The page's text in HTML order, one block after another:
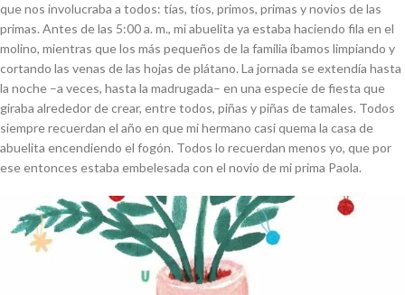
que nos involucraba a todos: tías, tíos, primos, primas y novios de las
primas. Antes de las 5:00 a. m., mi abuelita ya estaba haciendo fila en el
molino, mientras que los más pequeños de la familia íbamos limpiando y
cortando las venas de las hojas de plátano. La jornada se extendía hasta
la noche –a veces, hasta la madrugada– en una especie de fiesta que
giraba alrededor de crear, entre todos, piñas y piñas de tamales. Todos
siempre recuerdan el año en que mi hermano casi quema la casa de
abuelita encendiendo el fogón. Todos lo recuerdan menos yo, que por
ese entonces estaba embelesada con el novio de mi prima Paola.